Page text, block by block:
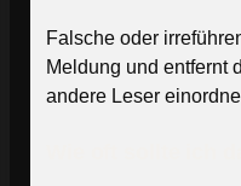
Falsche oder
Meldung und entfernt
andere Leser